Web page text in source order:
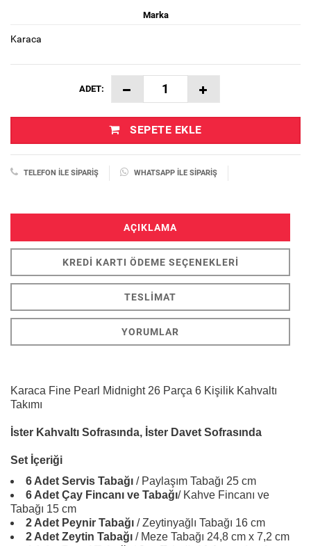
Marka
Karaca
ADET:
SEPETE EKLE
TELEFON İLE SIPARIŞ WHATSAPP İLE SIPARIŞ
AÇIKLAMA
KREDI KARTI ÖDEME SEÇENEKLERI
TESLIMAT
YORUMLAR
Karaca Fine Pearl Midnight 26 Parça 6 Kişilik Kahvaltı
Takımı
İster Kahvaltı Sofrasında, İster Davet Sofrasında
Set İçeriği
6 Adet Servis Tabağı / Paylaşım Tabağı 25 cm
6 Adet Çay Fincanı ve Tabağı/ Kahve Fincanı ve
Tabağı 15 cm
2 Adet Peynir Tabağı / Zeytinyağlı Tabağı 16 cm
2 Adet Zeytin Tabağı / Meze Tabağı 24,8 cm x 7,2 cm